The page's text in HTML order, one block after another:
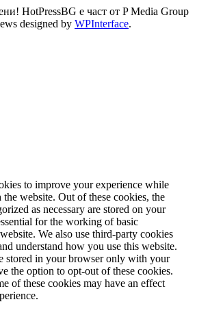
HotPressBG е част от P Media Group
designed by WPInterface.
to improve your experience while
website. Out of these cookies, the
as necessary are stored on your
for the working of basic
We also use third-party cookies
understand how you use this website.
stored in your browser only with your
the option to opt-out of these cookies.
of these cookies may have an effect